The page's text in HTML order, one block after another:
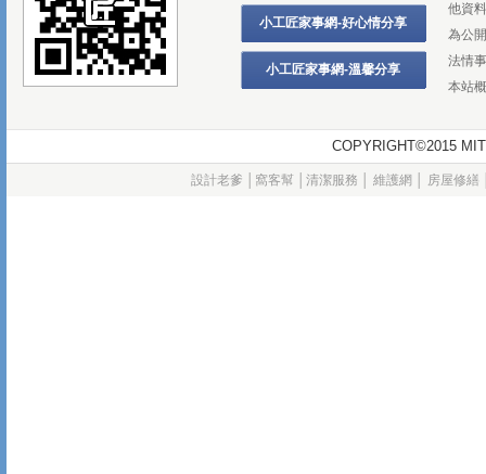
小工匠家事網-好心情分享
小工匠家事網-溫馨分享
他資
為公
法情
本站
COPYRIGHT©2015
設計老爹 窩客幫 清潔服務 維護網 房屋修繕